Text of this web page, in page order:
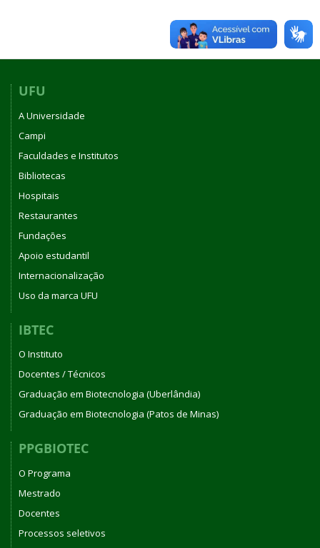
UFU
A Universidade
Campi
Faculdades e Institutos
Bibliotecas
Hospitais
Restaurantes
Fundações
Apoio estudantil
Internacionalização
Uso da marca UFU
IBTEC
O Instituto
Docentes / Técnicos
Graduação em Biotecnologia (Uberlândia)
Graduação em Biotecnologia (Patos de Minas)
PPGBIOTEC
O Programa
Mestrado
Docentes
Processos seletivos